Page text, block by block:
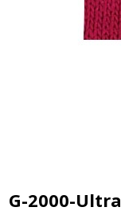
G-2000-